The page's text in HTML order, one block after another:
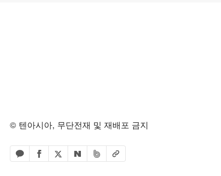
© 텐아시아, 무단전재 및 재배포 금지
카카오톡 공유하기
페이스북 공유하기
엑스 공유하기
네이버 공유하기
밴드 공유하기
URL복사